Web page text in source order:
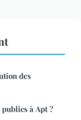
des
à Apt ?